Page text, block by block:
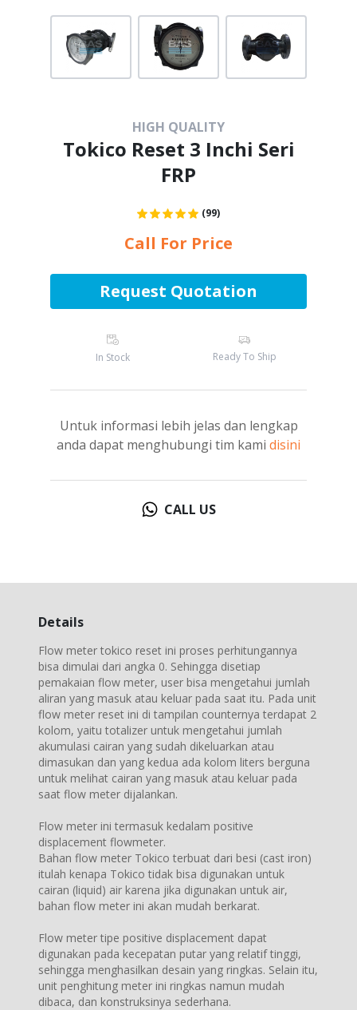
HIGH QUALITY
Tokico Reset 3 Inchi Seri
FRP
(99)
Call For Price
Request Quotation
In Stock Ready To Ship
Untuk informasi lebih jelas dan lengkap
anda dapat menghubungi tim kami disini
CALL US
Details
Flow meter tokico reset ini proses perhitungannya
bisa dimulai dari angka 0. Sehingga disetiap
pemakaian flow meter, user bisa mengetahui jumlah
aliran yang masuk atau keluar pada saat itu. Pada unit
flow meter reset ini di tampilan counternya terdapat 2
kolom, yaitu totalizer untuk mengetahui jumlah
akumulasi cairan yang sudah dikeluarkan atau
dimasukan dan yang kedua ada kolom liters berguna
untuk melihat cairan yang masuk atau keluar pada
saat flow meter dijalankan.
Flow meter ini termasuk kedalam positive
displacement flowmeter.
Bahan flow meter Tokico terbuat dari besi (cast iron)
itulah kenapa Tokico tidak bisa digunakan untuk
cairan (liquid) air karena jika digunakan untuk air,
bahan flow meter ini akan mudah berkarat.
Flow meter tipe positive displacement dapat
digunakan pada kecepatan putar yang relatif tinggi,
sehingga menghasilkan desain yang ringkas. Selain itu,
unit penghitung meter ini ringkas namun mudah
dibaca, dan konstruksinya sederhana.